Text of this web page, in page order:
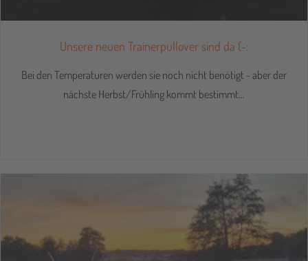
Unsere neuen Trainerpullover sind da (-:
Bei den Temperaturen werden sie noch nicht benötigt - aber der
nächste Herbst/Frühling kommt bestimmt…